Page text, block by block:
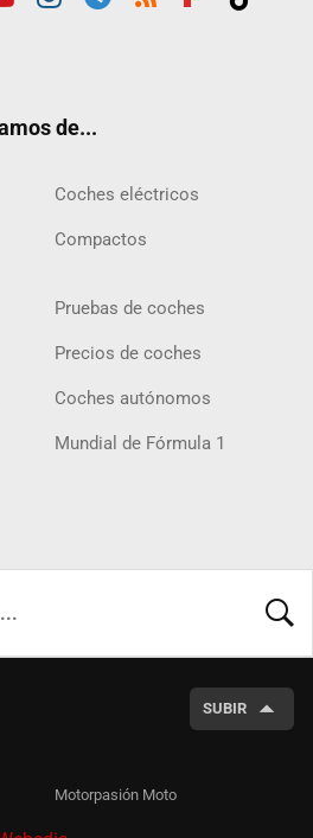
de...
Coches eléctricos
Compactos
Pruebas de coches
Precios de coches
Coches autónomos
Mundial de Fórmula 1
SUBIR
Motorpasión Moto